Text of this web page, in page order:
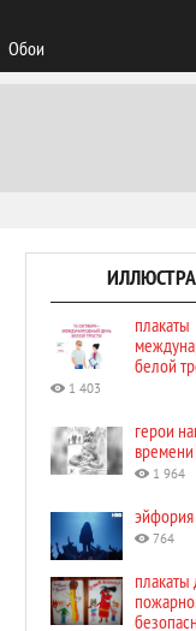
Обои
плакаты
белой
1 403
герои
времени
1 964
эйфория
764
плакаты